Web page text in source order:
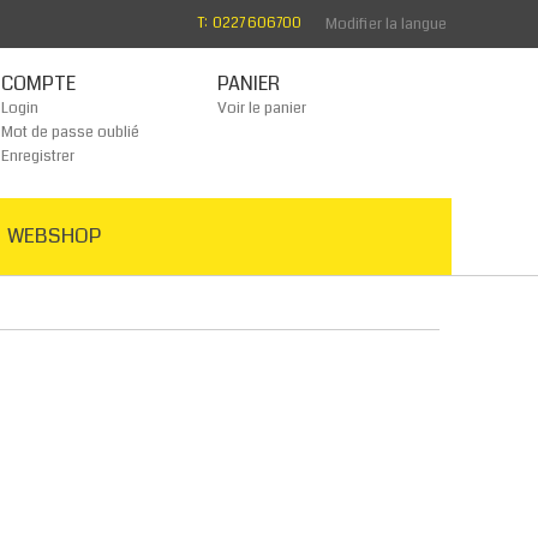
Modifier la langue
T: 0227 606700
COMPTE
Login
Mot de passe oublié
Enregistrer
PANIER
Voir le panier
WEBSHOP